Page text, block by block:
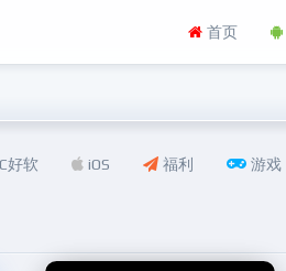
首页
好软 iOS 福利 游戏